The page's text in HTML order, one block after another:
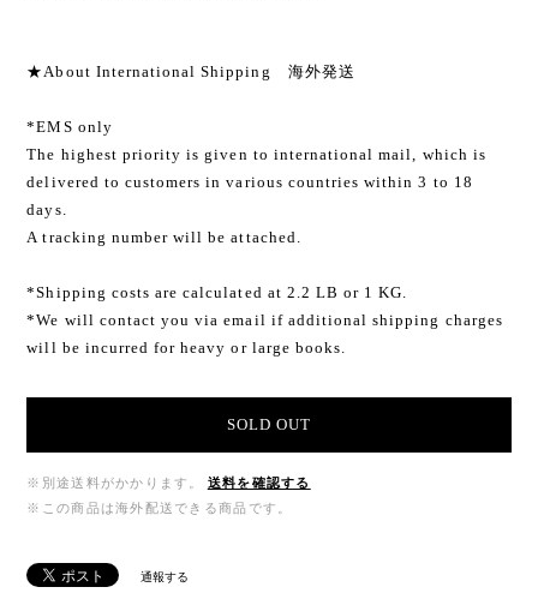
★About International Shipping 海外発送
*EMS only
The highest priority is given to international mail, which is
delivered to customers in various countries within 3 to 18
days.
A tracking number will be attached.
*Shipping costs are calculated at 2.2 LB or 1 KG.
*We will contact you via email if additional shipping charges
will be incurred for heavy or large books.
SOLD OUT
※別途送料がかかります。
送料を確認する
※この商品は海外配送できる商品です。
通報する